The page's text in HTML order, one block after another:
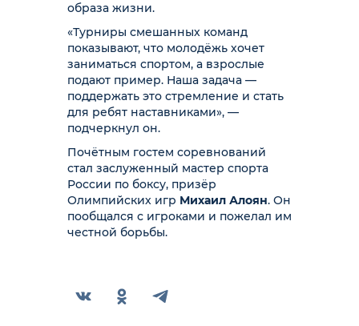
образа жизни.
«Турниры смешанных команд
показывают, что молодёжь хочет
заниматься спортом, а взрослые
подают пример. Наша задача —
поддержать это стремление и стать
для ребят наставниками», —
подчеркнул он.
Почётным гостем соревнований
стал заслуженный мастер спорта
России по боксу, призёр
Олимпийских игр Михаил Алоян. Он
пообщался с игроками и пожелал им
честной борьбы.